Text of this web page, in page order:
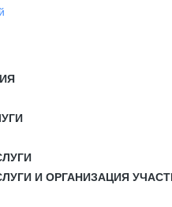
И ОРГАНИЗАЦИЯ